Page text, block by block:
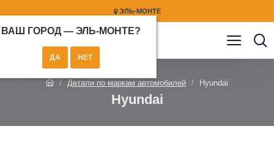
ЭЛЬ-МОНТЕ
ВАШ ГОРОД — ЭЛЬ-МОНТЕ?
Детали по маркам автомобилей Hyundai
Hyundai